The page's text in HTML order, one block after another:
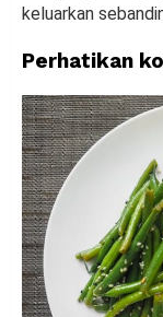
keluarkan
Perhatikan k